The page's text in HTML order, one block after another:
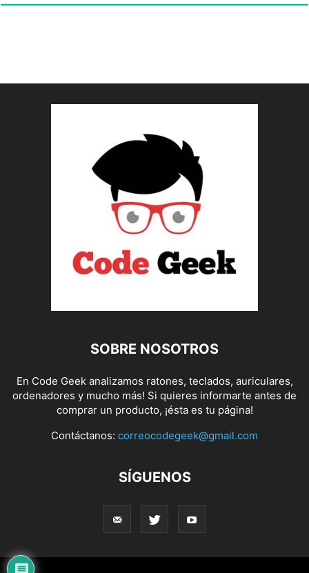
SOBRE NOSOTROS
En Code Geek analizamos ratones, teclados, auriculares,
ordenadores y mucho más! Si quieres informarte antes de
comprar un producto, ¡ésta es tu página!
Contáctanos: correocodegeek@gmail.com
SÍGUENOS